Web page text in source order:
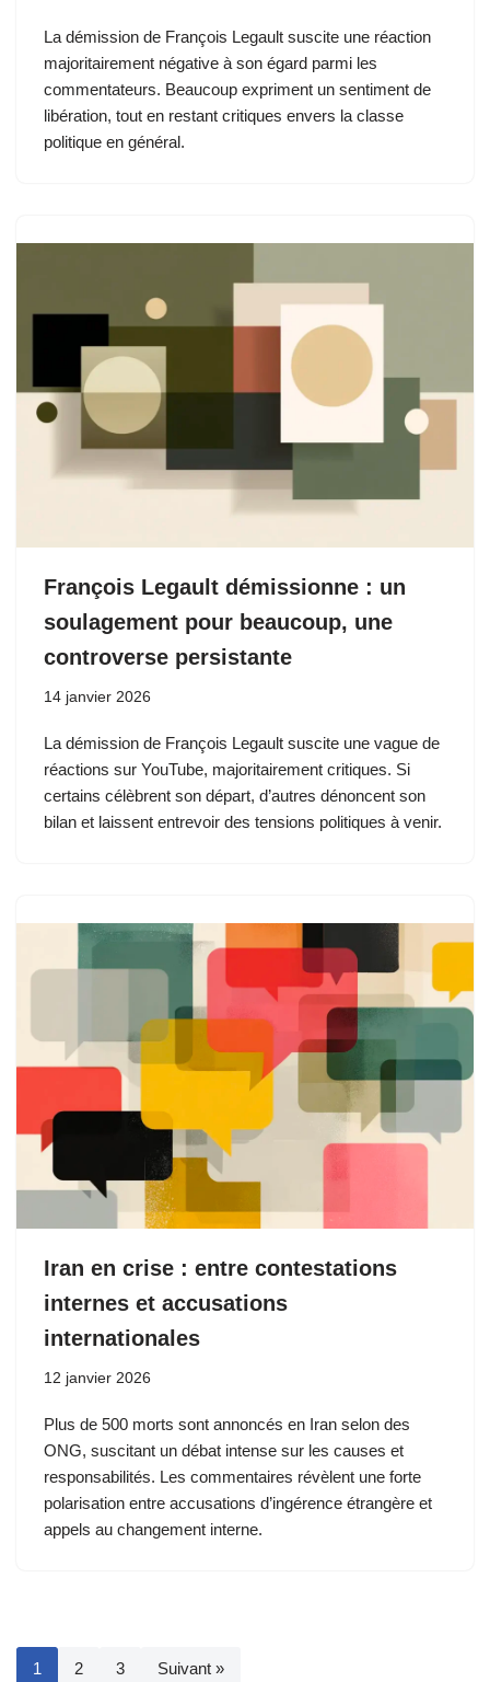
La démission de François Legault suscite une réaction
majoritairement négative à son égard parmi les
commentateurs. Beaucoup expriment un sentiment de
libération, tout en restant critiques envers la classe
politique en général.
François Legault démissionne : un
soulagement pour beaucoup, une
controverse persistante
14 janvier 2026
La démission de François Legault suscite une vague de
réactions sur YouTube, majoritairement critiques. Si
certains célèbrent son départ, d’autres dénoncent son
bilan et laissent entrevoir des tensions politiques à venir.
Iran en crise : entre contestations
internes et accusations
internationales
12 janvier 2026
Plus de 500 morts sont annoncés en Iran selon des
ONG, suscitant un débat intense sur les causes et
responsabilités. Les commentaires révèlent une forte
polarisation entre accusations d’ingérence étrangère et
appels au changement interne.
1 2 3 Suivant »